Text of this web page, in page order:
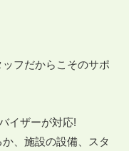
フだからこそのサポ
イザーが対応!
、施設の設備、スタ